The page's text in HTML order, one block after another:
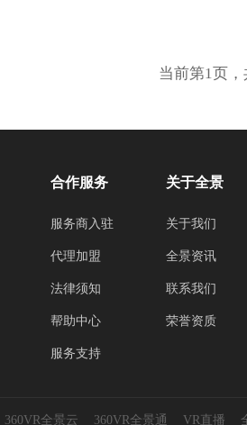
当前第1页
合作服务
服务商入驻
代理加盟
法律须知
帮助中心
服务支持
关于全景
关于我们
全景资讯
联系我们
荣誉资质
360VR全景云 360VR全景通 VR直播